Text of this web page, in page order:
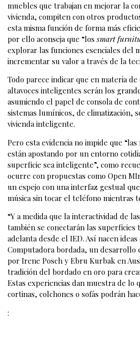
muebles que trabajan en mejorar la
vivienda, compiten con otros
esta misma función de forma más
por ello aconseja que “lossmart
explorar las funciones esenciales del
incrementar su valor a través de la
Todo parece indicar que en materia
altavoces inteligentes serán los
asumiendo el papel de consola de
sistemas lumínicos, de climatización,
vivienda inteligente.
Pero esta evidencia no impide que
están apostando por un entorno
superficie sea inteligente”, como
ocurre con propuestas como Open
un espejo con una interfaz gestual
música sin tocar el teléfono mientras
“Y a medida que la interactividad de
también se conectarán las superficies
adelanta desde el IED. Así nacen
Computadora bordada, un desarrollo
por Irene Posch y Ebru Kurbak en
tradición del bordado en oro para
Estas experiencias dan muestra de lo
cortinas, colchones o sofás podrán
: